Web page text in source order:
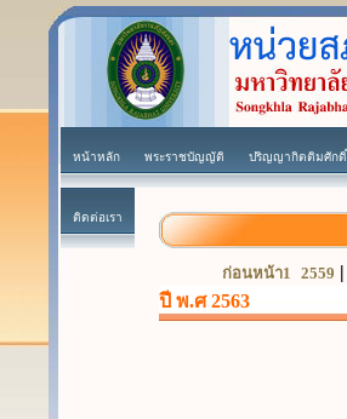
หน้าหลัก พระราชบัญญัติ ปริญญากิตติมศักดิ์
ติดต่อเรา
ก่อนหน้า1 2559 |
ปี พ.ศ 2563